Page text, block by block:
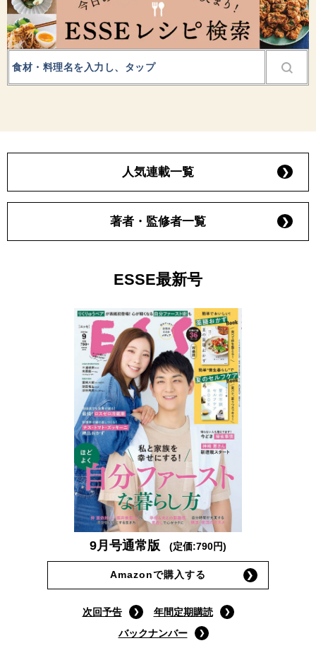
人気連載一覧
著者・監修者一覧
ESSE最新号
9月号通常版 (定価:790円)
Amazonで購入する
次回予告
年間定期購読
バックナンバー